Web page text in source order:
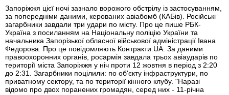
Запоріжжя цієї ночі зазнало ворожого обстрілу із застосуванням,
за попередніми даними, керованих авіабомб (КАБів). Російські
загарбники завдали три удари по місту. Про це пише РБК-
Україна з посиланням на Національну поліцію України та
начальника Запорізької обласної військової адміністрації Івана
Федорова. Про це повідомляють Контракти.UA. За даними
правоохоронних органів, росармія завдала трьох авіаударів по
території міста Запоріжжя у ніч проти 12 жовтня в період з 2:20
до 2:31. Загарбники поцілили: по об'єкту інфраструктури, по
приватному сектору, та по території кінного клубу. "Наразі
відомо про двох поранених громадян, серед них - 11-річна